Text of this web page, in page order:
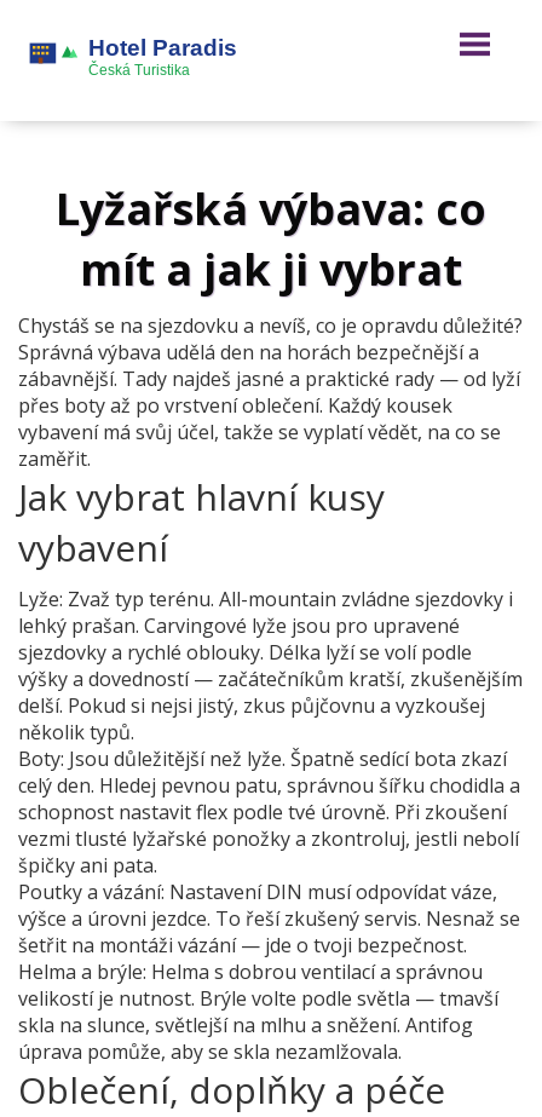
Lyžařská výbava: co
mít a jak ji vybrat
Chystáš se na sjezdovku a nevíš, co je opravdu důležité?
Správná výbava udělá den na horách bezpečnější a
zábavnější. Tady najdeš jasné a praktické rady — od lyží
přes boty až po vrstvení oblečení. Každý kousek
vybavení má svůj účel, takže se vyplatí vědět, na co se
zaměřit.
Jak vybrat hlavní kusy
vybavení
Lyže: Zvaž typ terénu. All-mountain zvládne sjezdovky i
lehký prašan. Carvingové lyže jsou pro upravené
sjezdovky a rychlé oblouky. Délka lyží se volí podle
výšky a dovedností — začátečníkům kratší, zkušenějším
delší. Pokud si nejsi jistý, zkus půjčovnu a vyzkoušej
několik typů.
Boty: Jsou důležitější než lyže. Špatně sedící bota zkazí
celý den. Hledej pevnou patu, správnou šířku chodidla a
schopnost nastavit flex podle tvé úrovně. Při zkoušení
vezmi tlusté lyžařské ponožky a zkontroluj, jestli nebolí
špičky ani pata.
Poutky a vázání: Nastavení DIN musí odpovídat váze,
výšce a úrovni jezdce. To řeší zkušený servis. Nesnaž se
šetřit na montáži vázání — jde o tvoji bezpečnost.
Helma a brýle: Helma s dobrou ventilací a správnou
velikostí je nutnost. Brýle volte podle světla — tmavší
skla na slunce, světlejší na mlhu a sněžení. Antifog
úprava pomůže, aby se skla nezamlžovala.
Oblečení, doplňky a péče